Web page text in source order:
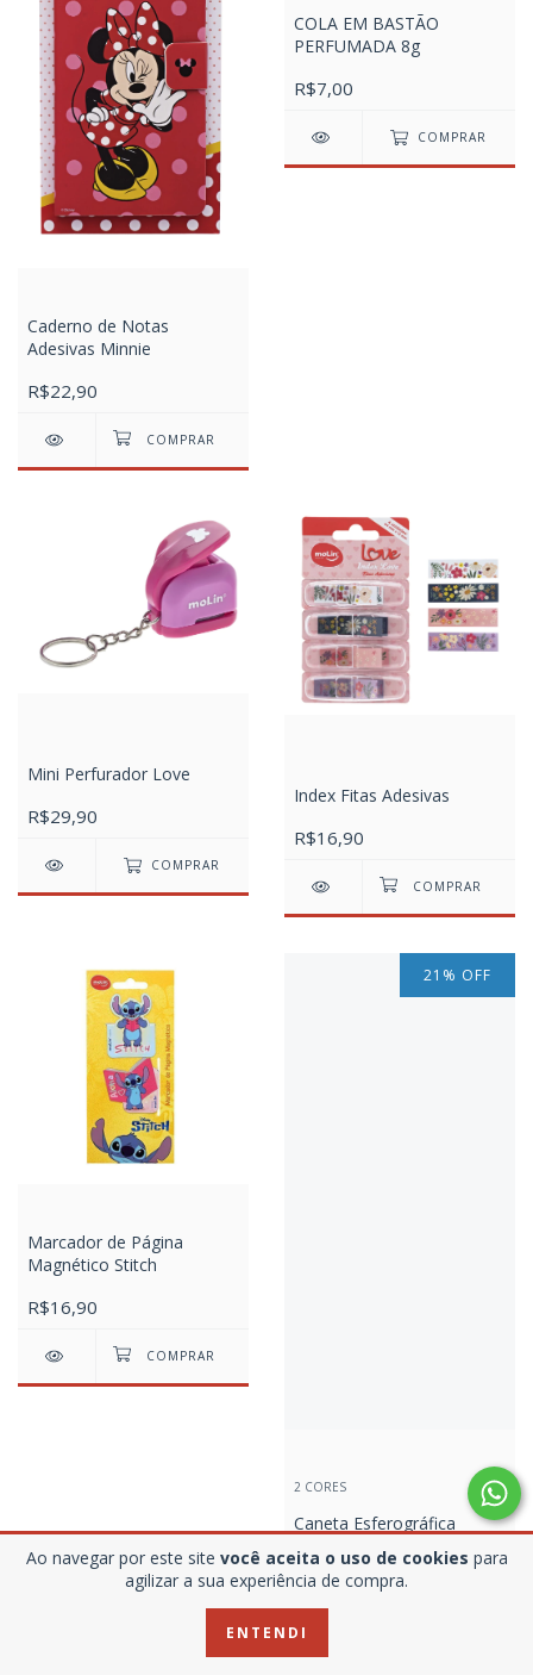
Ao navegar por este site você aceita o uso de cookies para
agilizar a sua experiência de compra.
ENTENDI
Caderno de Notas
Adesivas Minnie
R$22,90
COLA EM BASTÃO
PERFUMADA 8g
R$7,00
COMPRAR
Mini Perfurador Love
R$29,90
COMPRAR
Index Fitas Adesivas
R$16,90
Marcador de Página
Magnético Stitch
R$16,90
21 % OFF
2 CORES
Caneta Esferográfica
Borboletas Molin
R$69,90 R$55,00